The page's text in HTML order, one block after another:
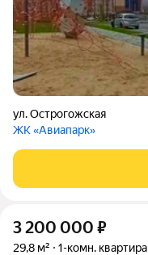
ул. Острогожская
ЖК «Авиапарк»
3 200 000 ₽
29,8 м² 1-комн. квартира